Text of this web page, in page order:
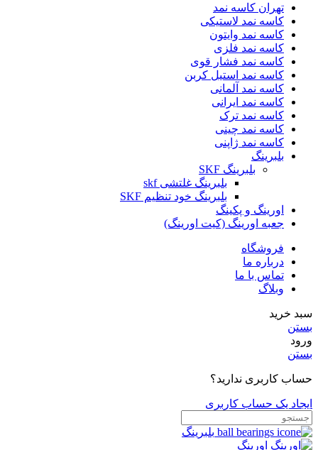
تهران کاسه نمد
کاسه نمد لاستیکی
کاسه نمد وایتون
کاسه نمد فلزی
کاسه نمد فشار قوی
کاسه نمد استیل کربن
کاسه نمد آلمانی
کاسه نمد ایرانی
کاسه نمد ترک
کاسه نمد چینی
کاسه نمد ژاپنی
بلبرینگ
بلبرینگ SKF
بلبرینگ غلتشی skf
بلبرینگ خود تنظیم SKF
اورینگ و پکینگ
جعبه اورینگ (کیت اورینگ)
فروشگاه
درباره ما
تماس با ما
وبلاگ
سبد خرید
بستن
ورود
بستن
حساب کاربری ندارید؟
ایجاد یک حساب کاربری
بلبرینگ
اورینگ